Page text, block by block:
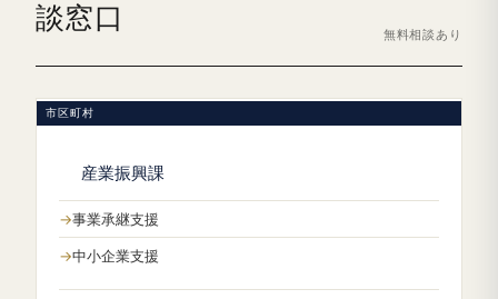
談窓口
無料相談あり
市区町村
産業振興課
事業承継支援
中小企業支援